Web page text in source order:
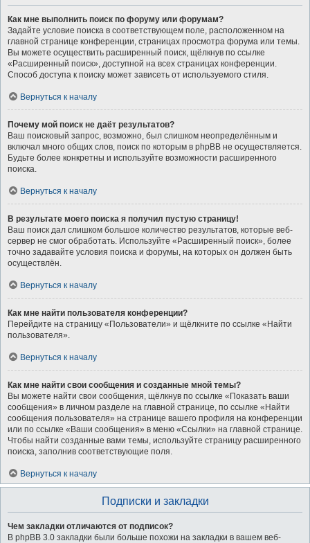
Как мне выполнить поиск по форуму или форумам?
Задайте условие поиска в соответствующем поле, расположенном на
главной странице конференции, страницах просмотра форума или темы.
Вы можете осуществить расширенный поиск, щёлкнув по ссылке
«Расширенный поиск», доступной на всех страницах конференции.
Способ доступа к поиску может зависеть от используемого стиля.
Вернуться к началу
Почему мой поиск не даёт результатов?
Ваш поисковый запрос, возможно, был слишком неопределённым и
включал много общих слов, поиск по которым в phpBB не осуществляется.
Будьте более конкретны и используйте возможности расширенного
поиска.
Вернуться к началу
В результате моего поиска я получил пустую страницу!
Ваш поиск дал слишком большое количество результатов, которые веб-
сервер не смог обработать. Используйте «Расширенный поиск», более
точно задавайте условия поиска и форумы, на которых он должен быть
осуществлён.
Вернуться к началу
Как мне найти пользователя конференции?
Перейдите на страницу «Пользователи» и щёлкните по ссылке «Найти
пользователя».
Вернуться к началу
Как мне найти свои сообщения и созданные мной темы?
Вы можете найти свои сообщения, щёлкнув по ссылке «Показать ваши
сообщения» в личном разделе на главной странице, по ссылке «Найти
сообщения пользователя» на странице вашего профиля на конференции
или по ссылке «Ваши сообщения» в меню «Ссылки» на главной странице.
Чтобы найти созданные вами темы, используйте страницу расширенного
поиска, заполнив соответствующие поля.
Вернуться к началу
Подписки и закладки
Чем закладки отличаются от подписок?
В phpBB 3.0 закладки были больше похожи на закладки в вашем веб-